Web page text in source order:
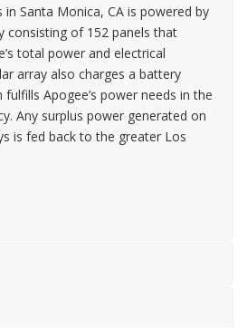
Santa Monica, CA is powered by
consisting of 152 panels that
total power and electrical
array also charges a battery
Apogee’s power needs in the
Any surplus power generated on
is fed back to the greater Los